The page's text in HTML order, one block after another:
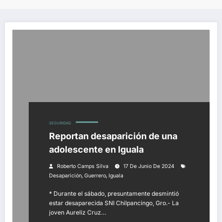
SEGURIDAD
Reportan desaparición de una
adolescente en Iguala
Roberto Camps Silva
17 De Junio De 2024
Desaparición, Guerrero, Iguala
* Durante el sábado, presuntamente desmintió
estar desaparecida SNI Chilpancingo, Gro.- La
joven Aureliz Cruz…